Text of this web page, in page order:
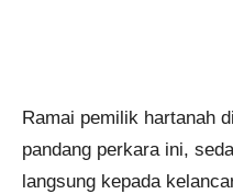
Ramai pemilik hartanah
pandang perkara ini,
langsung kepada